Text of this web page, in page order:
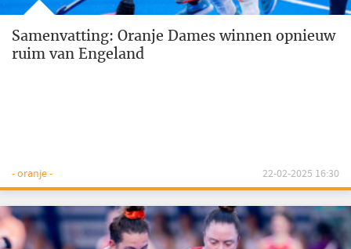
Samenvatting: Oranje Dames winnen opnieuw
ruim van Engeland
- oranje - 22-02-2025 16:30